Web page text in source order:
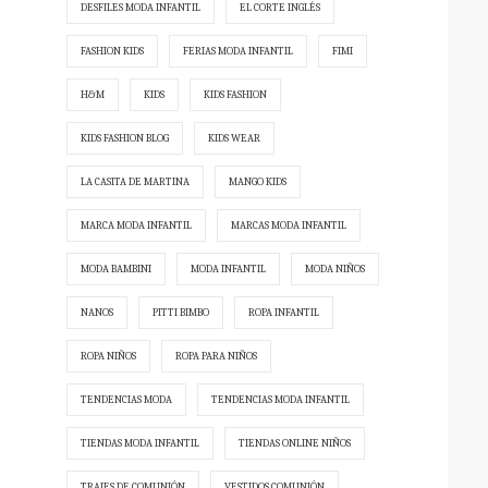
DESFILES MODA INFANTIL EL CORTE INGLÉS
FASHION KIDS FERIAS MODA INFANTIL FIMI
H&M KIDS KIDS FASHION
KIDS FASHION BLOG KIDS WEAR
LA CASITA DE MARTINA MANGO KIDS
MARCA MODA INFANTIL MARCAS MODA INFANTIL
MODA BAMBINI MODA INFANTIL MODA NIÑOS
NANOS PITTI BIMBO ROPA INFANTIL
ROPA NIÑOS ROPA PARA NIÑOS
TENDENCIAS MODA TENDENCIAS MODA INFANTIL
TIENDAS MODA INFANTIL TIENDAS ONLINE NIÑOS